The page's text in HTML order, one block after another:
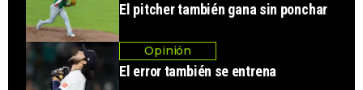
El pitcher también gana sin ponchar
Opinión
El error también se entrena